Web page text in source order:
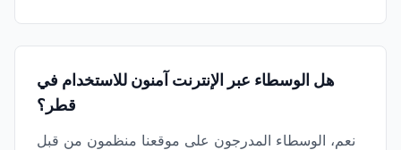
هل الوسطاء عبر الإنترنت آمنون للاستخدام في
قطر؟
نعم، الوسطاء المدرجون على موقعنا منظمون من قبل